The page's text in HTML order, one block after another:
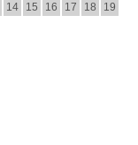
14 15 16 17 18
19